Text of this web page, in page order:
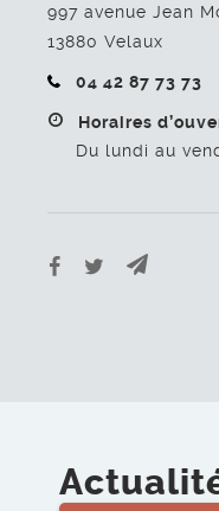
997 avenue Jean
13880 Velaux
04 42 87 73 73
Horaires
Du lundi au
Partager sur
Partager